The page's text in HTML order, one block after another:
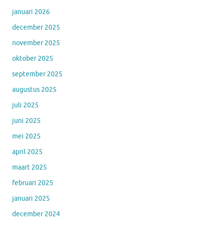
januari 2026
december 2025
november 2025
oktober 2025
september 2025
augustus 2025
juli 2025
juni 2025
mei 2025
april 2025
maart 2025
februari 2025
januari 2025
december 2024